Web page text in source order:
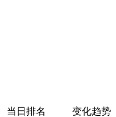
当日排名 变化趋势